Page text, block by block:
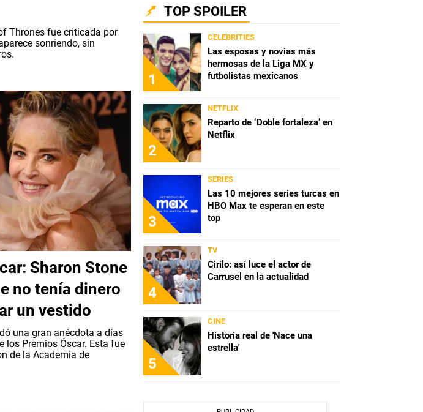
Thrones fue criticada por
sonriendo, sin
Sharon Stone
no tenía dinero
un vestido
una gran anécdota a días
los Premios Óscar. Esta fue
de la Academia de
TOP SPOILER
1
CELEBRITIES
Las esposas y novias más
hermosas de la Liga MX y
futbolistas mexicanos
2
NETFLIX
Reparto de ‘Doble fortaleza’ en
Netflix
3
SERIES
Las 10 mejores series turcas en
HBO Max te esperan en este
top
4
TV
Cirilo: así luce el actor de
Carrusel en la actualidad
5
CINE
Historia real de 'Nace una
estrella'